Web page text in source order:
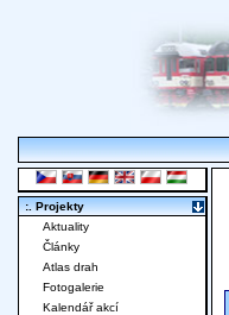
:. Projekty
Aktuality
Články
Atlas drah
Fotogalerie
Kalendář akcí